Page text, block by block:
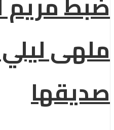
ملهى
صديقها